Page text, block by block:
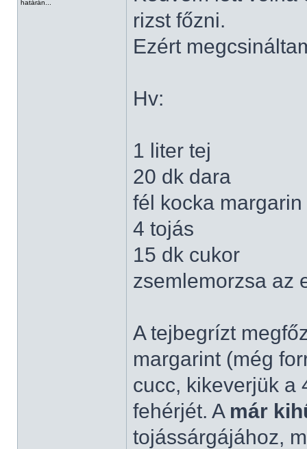
határán...
rizst főzni.
Ezért
Hv:
1 liter tej
20 dk dara
fél kocka margarin
4 tojás
15 dk cukor
zsemlemorzsa az
A tejbegrízt
margarint (még
cucc, kikeverjük a
fehérjét. A már
tojássárgájához,